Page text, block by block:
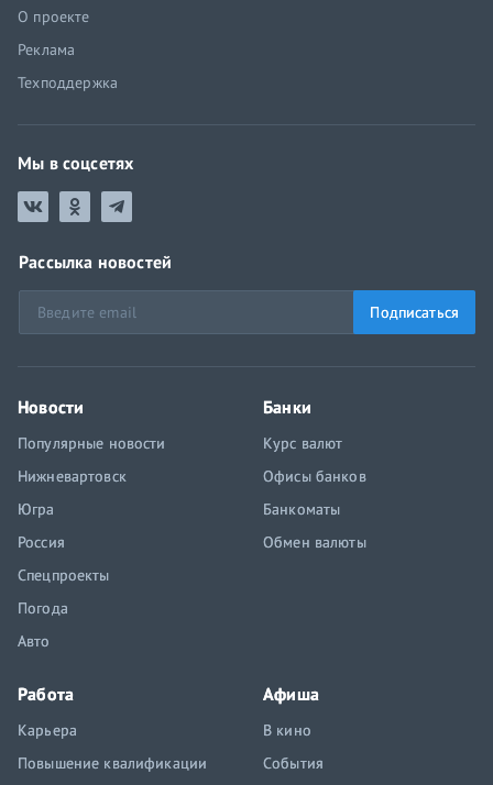
О проекте
Реклама
Техподдержка
Мы в соцсетях
Рассылка новостей
Подписаться
Новости
Популярные новости
Нижневартовск
Югра
Россия
Спецпроекты
Погода
Авто
Банки
Курс валют
Офисы банков
Банкоматы
Обмен валюты
Работа
Карьера
Повышение квалификации
Афиша
В кино
События